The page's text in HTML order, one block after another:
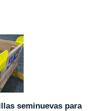
seminuevas para